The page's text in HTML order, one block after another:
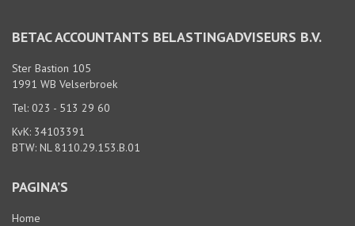
BETAC ACCOUNTANTS BELASTINGADVISEURS B.V.
Ster Bastion 105
1991 WB Velserbroek
Tel: 023 - 513 29 60
KvK: 34103391
BTW: NL 8110.29.153.B.01
PAGINA’S
Home